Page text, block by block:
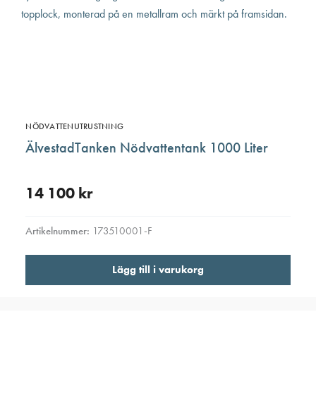
NÖDVATTENUTRUSTNING
ÄlvestadTanken Nödvattentank 1000 Liter
14 100 kr
Artikelnummer: 173510001-F
Lägg till i varukorg